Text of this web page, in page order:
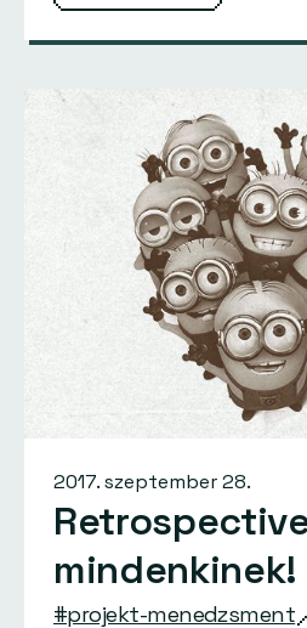
2017. szeptember 28.
mindenkinek!
#projekt-menedzsment